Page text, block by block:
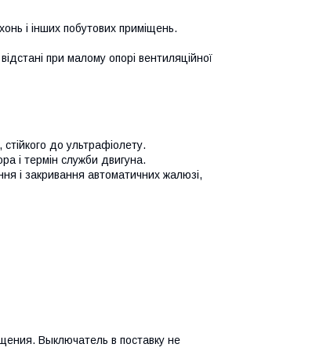
і інших побутових приміщень.
при малому опорі вентиляційної
стійкого до ультрафіолету.
і термін служби двигуна.
і закривання автоматичних жалюзі,
Выключатель в поставку не